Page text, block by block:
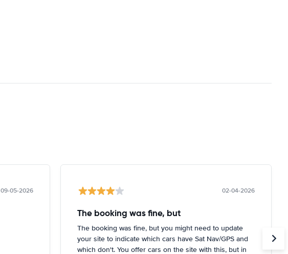
09-05-2026 02-04-2026
The booking was fine, but
The booking was fine, but you might need to update
your site to indicate which cars have Sat Nav/GPS and
which don't. You offer cars on the site with this, but in